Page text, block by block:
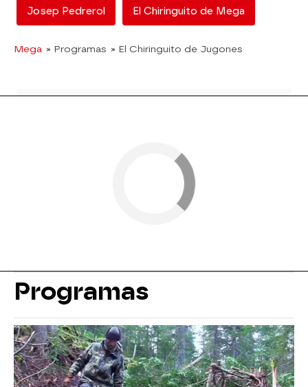
Josep Pedrerol El Chiringuito de Mega
Mega » Programas » El Chiringuito de Jugones
Programas